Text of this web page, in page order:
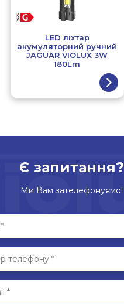
LED ліхтар
акумуляторний ручний
JAGUAR VIOLUX 3W
180Lm
Є запитання?
Ми Вам зателефонуємо!